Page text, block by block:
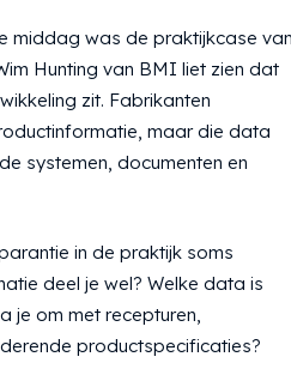
middag was de praktijkcase van
Hunting van BMI liet zien dat
zit. Fabrikanten
maar die data
systemen, documenten en
in de praktijk soms
deel je wel? Welke data is
je om met recepturen,
productspecificaties?